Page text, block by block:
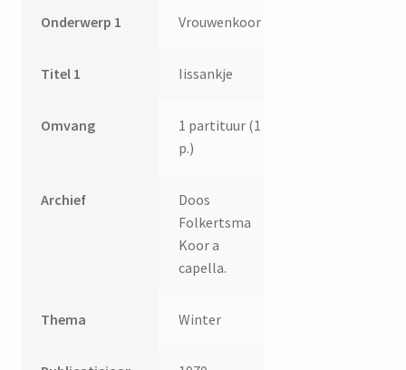
Onderwerp 1 Vrouwenkoor
Titel 1 Iissankje
Omvang
1 partituur (1
p.)
Archief
Doos
Folkertsma
Koor a
capella.
Thema Winter